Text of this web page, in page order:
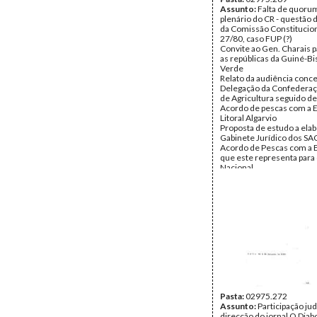
Assunto:Falta de
plenário do CR - questão
da Comissão
27/80, caso FUP (?)
Convite ao Gen. Charais
as repúblicas da Guiné-
Verde
Relato da audiência
Delegação da
de Agricultura seguido
Acordo de pescas com a
Litoral Algarvio
Proposta de estudo a
Gabinete Jurídico dos
Acordo de Pescas com a
que este representa
Nacional
dos guardas da PSP e as
Relato do Gen. Charais
visita à Líbia; convites de
Pasta:02975.272
Assunto:Participação